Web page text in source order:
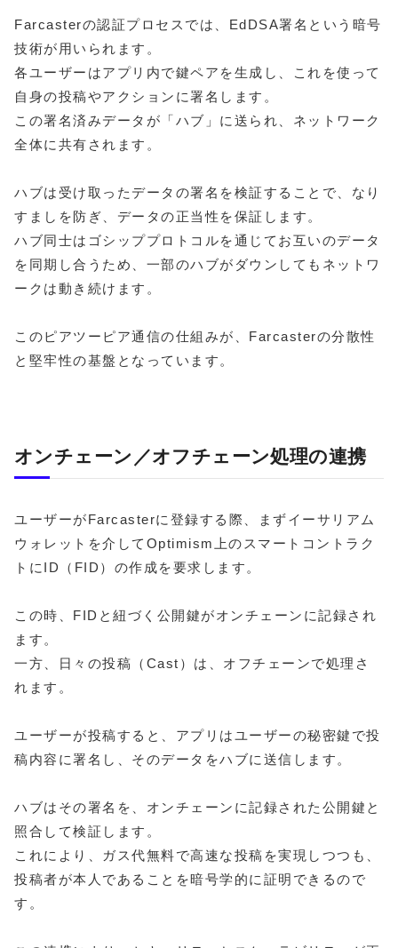
Farcasterの認証プロセスでは、EdDSA署名という暗号
技術が用いられます。
各ユーザーはアプリ内で鍵ペアを生成し、これを使って
自身の投稿やアクションに署名します。
この署名済みデータが「ハブ」に送られ、ネットワーク
全体に共有されます。
ハブは受け取ったデータの署名を検証することで、なり
すましを防ぎ、データの正当性を保証します。
ハブ同士はゴシッププロトコルを通じてお互いのデータ
を同期し合うため、一部のハブがダウンしてもネットワ
ークは動き続けます。
このピアツーピア通信の仕組みが、Farcasterの分散性
と堅牢性の基盤となっています。
オンチェーン／オフチェーン処理の連携
ユーザーがFarcasterに登録する際、まずイーサリアム
ウォレットを介してOptimism上のスマートコントラク
トにID（FID）の作成を要求します。
この時、FIDと紐づく公開鍵がオンチェーンに記録され
ます。
一方、日々の投稿（Cast）は、オフチェーンで処理さ
れます。
ユーザーが投稿すると、アプリはユーザーの秘密鍵で投
稿内容に署名し、そのデータをハブに送信します。
ハブはその署名を、オンチェーンに記録された公開鍵と
照合して検証します。
これにより、ガス代無料で高速な投稿を実現しつつも、
投稿者が本人であることを暗号学的に証明できるので
す。